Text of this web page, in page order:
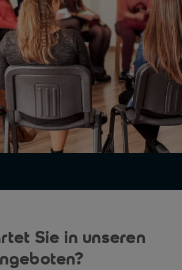
Sie in unseren